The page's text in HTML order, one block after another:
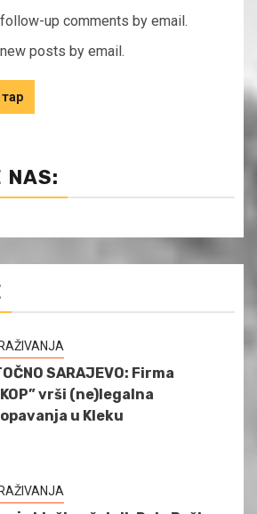
up comments by email.
posts by email.
NAS:
SARAJEVO: Firma
vrši (ne)legalna
u Kleku